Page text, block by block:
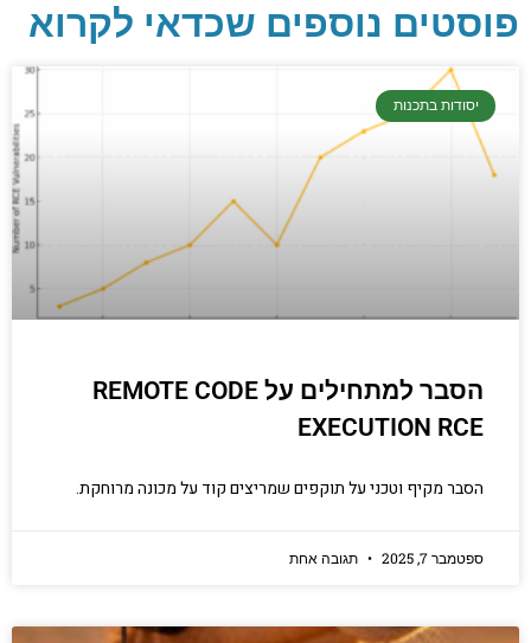
יסודות בתכנות
קריפטוגרפיה, ביצועים, אבטחת מידע ומידע
יודעים.
הכנסו עכשיו
פוסטים נוספים שכדאי לקרוא
יסודות בתכנות
הסבר למתחילים על REMOTE CODE
EXECUTION RCE
הסבר מקיף וטכני על תוקפים שמריצים קוד על מכונה מרוחקת.
ספטמבר 7, 2025 תגובה אחת